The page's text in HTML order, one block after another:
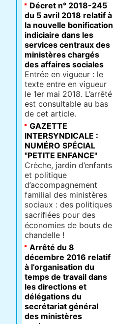
Décret n° 2018-245
du 5 avril 2018 relatif à
la nouvelle bonification
indiciaire dans les
services centraux des
ministères chargés
des affaires sociales
Entrée en vigueur : le
texte entre en vigueur
le 1er mai 2018. L’arrêté
est consultable au bas
de cet article.
GAZETTE
INTERSYNDICALE :
NUMÉRO SPÉCIAL
"PETITE ENFANCE"
Crèche, jardin d’enfants
et politique
d’accompagnement
familial des ministères
sociaux : des politiques
sacriﬁées pour des
économies de bouts de
chandelle !
Arrêté du 8
décembre 2016 relatif
à l’organisation du
temps de travail dans
les directions et
délégations du
secrétariat général
des ministères